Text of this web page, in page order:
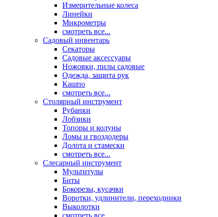
Измерительные колеса
Линейки
Микрометры
смотреть все...
Садовый инвентарь
Секаторы
Садовые аксессуары
Ножовки, пилы садовые
Одежда, защита рук
Кашпо
смотреть все...
Столярный инструмент
Рубанки
Лобзики
Топоры и колуны
Ломы и гвоздодеры
Долота и стамески
смотреть все...
Слесарный инструмент
Мультитулы
Биты
Бокорезы, кусачки
Воротки, удлинители, переходники
Выколотки
смотреть все...